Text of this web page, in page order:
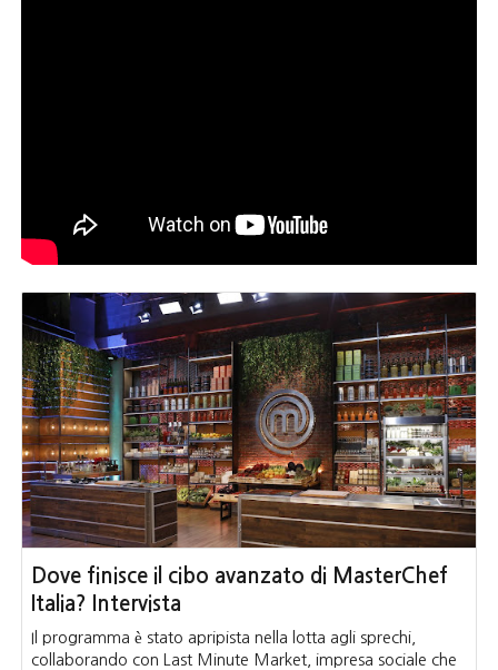
Dove finisce il cibo avanzato di MasterChef
Italia? Intervista
Il programma è stato apripista nella lotta agli sprechi,
collaborando con Last Minute Market, impresa sociale che